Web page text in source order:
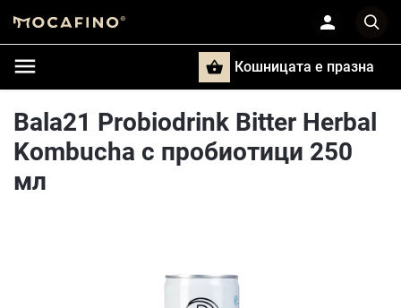
Кошницата e празна
Bala21 Probiodrink Bitter Herbal
Kombucha с пробиотици 250
мл